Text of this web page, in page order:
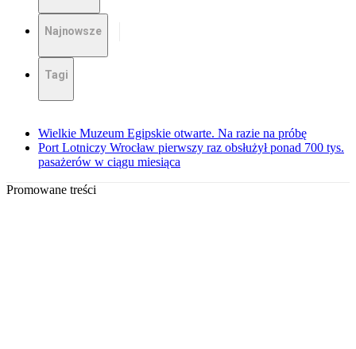
Najnowsze
Tagi
Wielkie Muzeum Egipskie otwarte. Na razie na próbę
Port Lotniczy Wrocław pierwszy raz obsłużył ponad 700 tys.
pasażerów w ciągu miesiąca
Promowane treści